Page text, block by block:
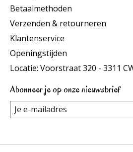
Betaalmethoden
Verzenden & retourneren
Klantenservice
Openingstijden
Locatie: Voorstraat 320 - 3311
Abonneer je op onze nieuwsbrief